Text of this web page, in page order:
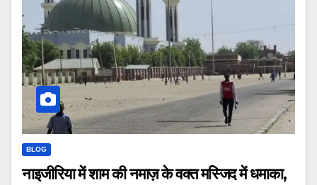
BLOG
नाइजीरिया में शाम की नमाज़ के वक्त मस्जिद में धमाका,